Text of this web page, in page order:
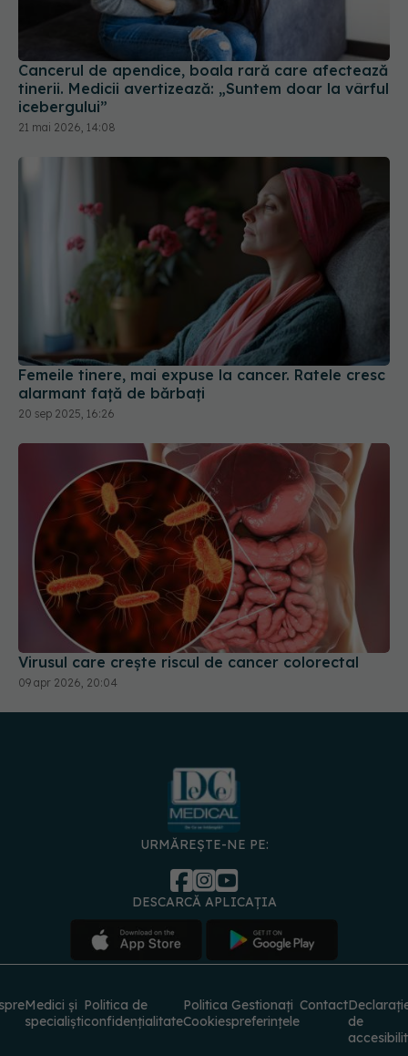
Cancerul de apendice, boala rară care afectează
tinerii. Medicii avertizează: „Suntem doar la vârful
icebergului”
21 mai 2026, 14:08
Femeile tinere, mai expuse la cancer. Ratele cresc
alarmant față de bărbați
20 sep 2025, 16:26
Virusul care crește riscul de cancer colorectal
09 apr 2026, 20:04
URMĂREȘTE-NE PE:
DESCARCĂ APLICAȚIA
Medici și
specialiști
Politica de
confidențialitate
Politica
Cookies
Gestionați
preferințele
Contact
de